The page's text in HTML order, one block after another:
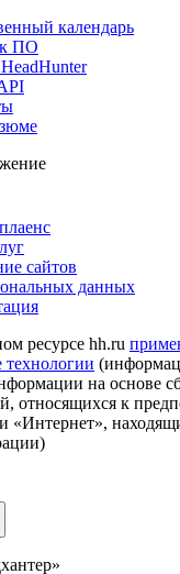
календарь
к ПО
сайтов
данных
ресурсе hh.ru
технологии
на основе
относящихся к
«Интернет»,